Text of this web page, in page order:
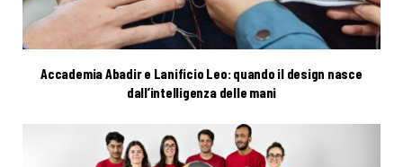
Accademia Abadir e Lanificio Leo: quando il design nasce
dall’intelligenza delle mani